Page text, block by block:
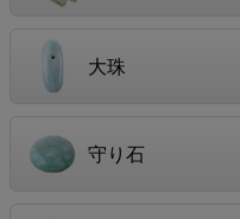
大珠
守り石